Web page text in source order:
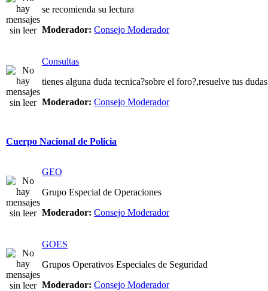
se recomienda su lectura
Moderador: Consejo Moderador
Consultas
tienes alguna duda tecnica?sobre el foro?,resuelve tus
Moderador: Consejo Moderador
Cuerpo Nacional de Policia
GEO
Grupo Especial de Operaciones
Moderador: Consejo Moderador
GOES
Grupos Operativos Especiales de Seguridad
Moderador: Consejo Moderador